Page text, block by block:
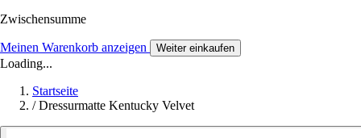
Zwischensumme
Meinen Warenkorb anzeigen Weiter einkaufen
Loading...
Startseite
/ Dressurmatte Kentucky Velvet